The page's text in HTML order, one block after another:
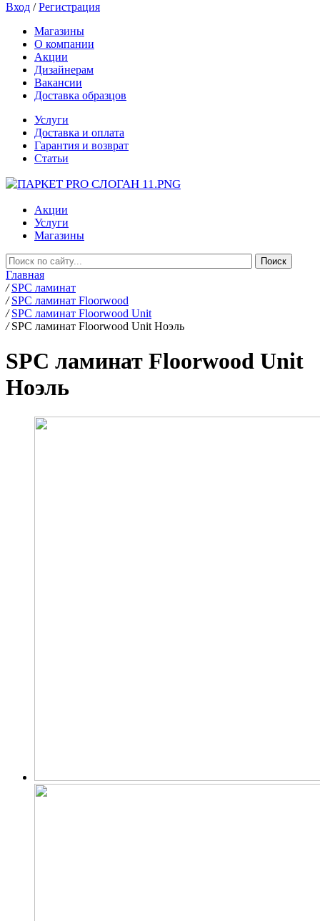
Вход /Регистрация
Магазины
О компании
Акции
Дизайнерам
Вакансии
Доставка образцов
Услуги
Доставка и оплата
Гарантия и возврат
Статьи
Акции
Услуги
Магазины
Главная
/ SPC ламинат
/ SPC ламинат Floorwood
/ SPC ламинат Floorwood Unit
/ SPC ламинат Floorwood Unit Ноэль
SPC ламинат Floorwood Unit
Ноэль